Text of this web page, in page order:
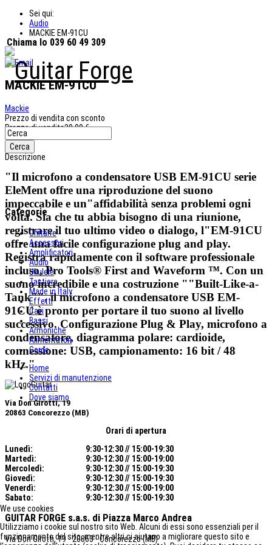
Chiama lo 039 60 49 309
Categorie
Chitarre
Accessori
Amplificatori
Audio
Ukulele
Tastiere
Made in Italy
Effetti
Cavi
Bassi
Armoniche
Alimentatori
Corde
Home
Servizi di manutenzione
Contatti
Dove siamo
Sei qui:
Audio
MACKIE EM-91CU
MACKIE EM-91CU
Mackie
Prezzo di vendita con sconto
Prezzo di vendita39,00 €
Sconto
Descrizione
"Il microfono a condensatore USB EM-91CU serie
EleMent offre una riproduzione del suono
impeccabile e un"affidabilità senza problemi ogni
volta. Sia che tu abbia bisogno di una riunione,
registrare il tuo ultimo video o dialogo, l"EM-91CU
offre una facile configurazione plug and play.
Registra rapidamente con il software professionale
incluso, Pro Tools® First and Waveform ™. Con un
suono incredibile e una costruzione ""Built-Like-a-
Tank"", il microfono a condensatore USB EM-
91CU è pronto per portare il tuo suono al livello
successivo. Configurazione Plug & Play, microfono a
condensatore, diagramma polare: cardioide,
connessione: USB, campionamento: 16 bit / 48
kHz."
Via Don Girotti, 19
20863 Concorezzo (MB)
Orari di apertura
Lunedì:
9:30-12:30 // 15:00-19:30
Martedì:
9:30-12:30 // 15:00-19:00
Mercoledì:
9:30-12:30 // 15:00-19:30
Giovedì:
9:30-12:30 // 15:00-19:30
Venerdì:
9:30-12:30 // 15:00-19:00
Sabato:
9:30-12:30 // 15:00-19:30
GUITAR FORGE s.a.s. di Piazza Marco Andrea
Via Don Girotti, 19 - 20863 - Concorezzo (MB)
We use cookies
Utilizziamo i cookie sul nostro sito Web. Alcuni di essi sono essenziali per il
funzionamento del sito, mentre altri ci aiutano a migliorare questo sito e